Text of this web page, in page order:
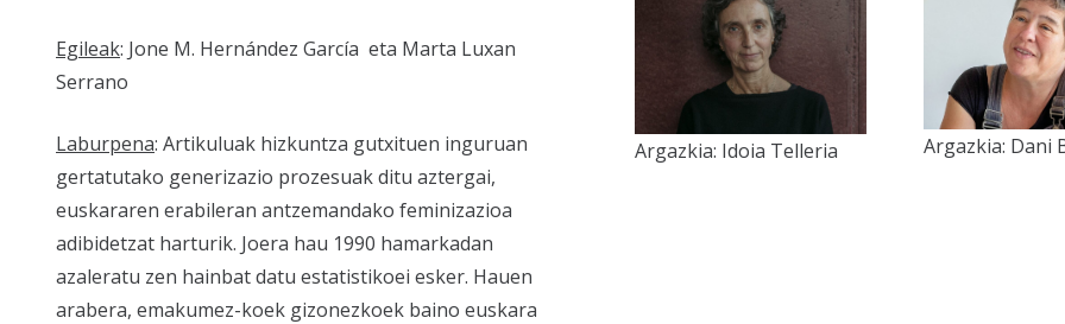
Egileak: Jone M. Hernández García eta Marta Luxan
Serrano
Laburpena: Artikuluak hizkuntza gutxituen inguruan
gertatutako generizazio prozesuak ditu aztergai,
euskararen erabileran antzemandako feminizazioa
adibidetzat harturik. Joera hau 1990 hamarkadan
azaleratu zen hainbat datu estatistikoei esker. Hauen
arabera, emakumez-koek gizonezkoek baino euskara
Argazkia: Idoia Telleria Argazkia: Dani